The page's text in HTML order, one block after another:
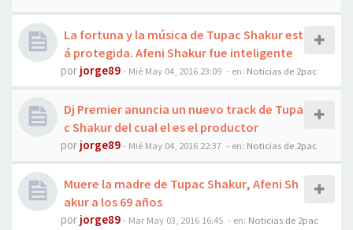
La fortuna y la música de Tupac Shakur est
á protegida. Afeni Shakur fue inteligente
por jorge89- Mié May 04, 2016 23:09 - en: Noticias de 2pac
Dj Premier anuncia un nuevo track de Tupa
c Shakur del cual el es el productor
por jorge89- Mié May 04, 2016 22:37 - en: Noticias de 2pac
Muere la madre de Tupac Shakur, Afeni Sh
akur a los 69 años
por jorge89- Mar May 03, 2016 16:45 - en: Noticias de 2pac